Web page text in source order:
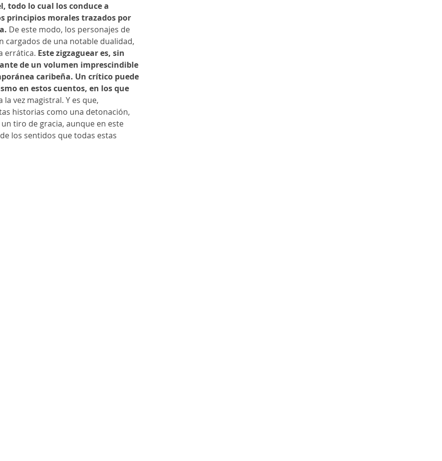
todo lo cual los conduce a
principios morales trazados por
De este modo, los personajes de
cargados de una notable dualidad,
errática. Este zigzaguear es, sin
de un volumen imprescindible
caribeña. Un crítico puede
en estos cuentos, en los que
la vez magistral. Y es que,
historias como una detonación,
tiro de gracia, aunque en este
los sentidos que todas estas